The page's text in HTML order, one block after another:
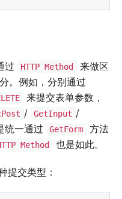
过 HTTP Method
来做区
。例如，分别通过
来提交表单参数，
/ GetInput /
统一通过 GetForm
方法
Method 也是如此。
提交类型：